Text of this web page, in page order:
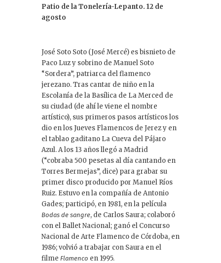
Patio de la Tonelería-Lepanto. 12 de
agosto
José Soto Soto (José Mercé) es bisnieto de
Paco Luz y sobrino de Manuel Soto
“Sordera”, patriarca del flamenco
jerezano. Tras cantar de niño en la
Escolanía de la Basílica de La Merced de
su ciudad (de ahí le viene el nombre
artístico), sus primeros pasos artísticos los
dio en los Jueves Flamencos de Jerez y en
el tablao gaditano La Cueva del Pájaro
Azul. A los 13 años llegó a Madrid
(“cobraba 500 pesetas al día cantando en
Torres Bermejas”, dice) para grabar su
primer disco producido por Manuel Ríos
Ruiz. Estuvo en la compañía de Antonio
Gades; participó, en 1981, en la película
Bodas de sangre, de Carlos Saura; colaboró
con el Ballet Nacional; ganó el Concurso
Nacional de Arte Flamenco de Córdoba, en
1986; volvió a trabajar con Saura en el
filme Flamenco en 1995.